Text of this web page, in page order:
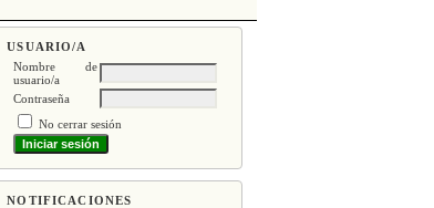
USUARIO/A
Nombre de
usuario/a
Contraseña
No cerrar sesión
NOTIFICACIONES